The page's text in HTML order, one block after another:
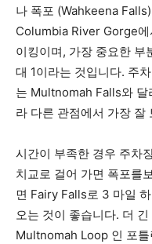
나 폭포 (Wahkeena
Columbia River Gorge에
이킹이며, 가장 중요한
대 1이라는 것입니다. 주
는 Multnomah Falls와
라 다른 관점에서 가장 잘
시간이 부족한 경우 주차
치교로 걸어 가면 폭포를
면 Fairy Falls로 3 마일
오는 것이 좋습니다. 더
Multnomah Loop 인 포